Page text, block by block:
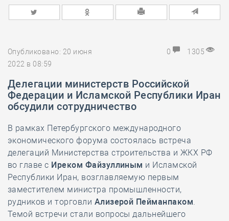
Опубликовано: 20 июня
2022 в 08:59
0 1305
Делегации министерств Российской
Федерации и Исламской Республики Иран
обсудили сотрудничество
В рамках Петербургского международного
экономического форума состоялась встреча
делегаций Министерства строительства и ЖКХ РФ
во главе с Иреком Файзуллиным и Исламской
Республики Иран, возглавляемую первым
заместителем министра промышленности,
рудников и торговли Ализерой Пейманпаком.
Темой встречи стали вопросы дальнейшего